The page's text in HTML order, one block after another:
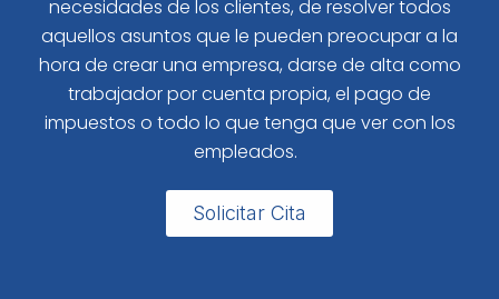
necesidades de los clientes, de resolver todos
aquellos asuntos que le pueden preocupar a la
hora de crear una empresa, darse de alta como
trabajador por cuenta propia, el pago de
impuestos o todo lo que tenga que ver con los
empleados.
Solicitar Cita